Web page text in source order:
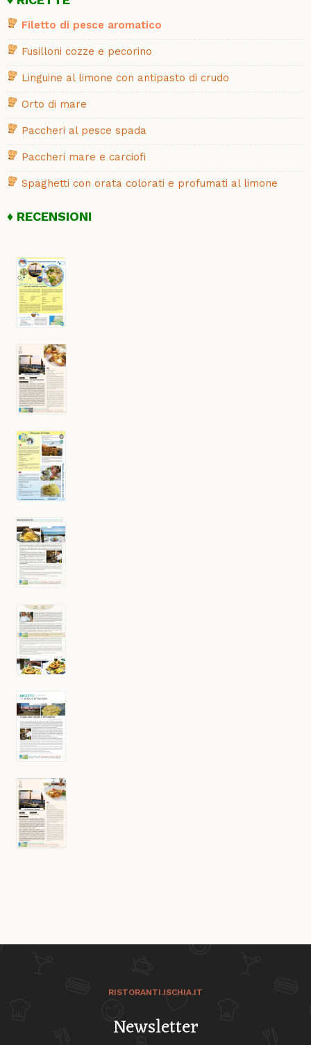
Filetto di pesce aromatico
Fusilloni cozze e pecorino
Linguine al limone con antipasto di crudo
Orto di mare
Paccheri al pesce spada
Paccheri mare e carciofi
Spaghetti con orata colorati e profumati al limone
RECENSIONI
RISTORANTI.ISCHIA.IT
Newsletter